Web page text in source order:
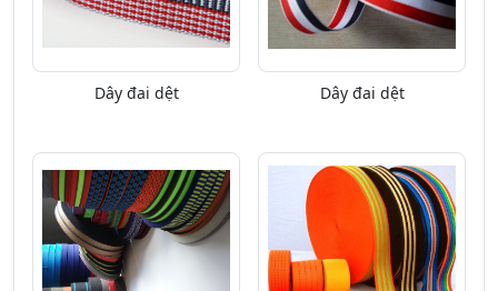
Dây đai dệt Dây đai dệt